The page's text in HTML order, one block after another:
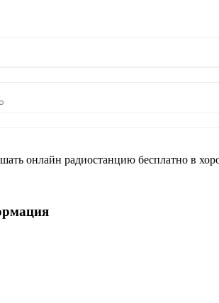
онлайн радиостанцию бесплатно в